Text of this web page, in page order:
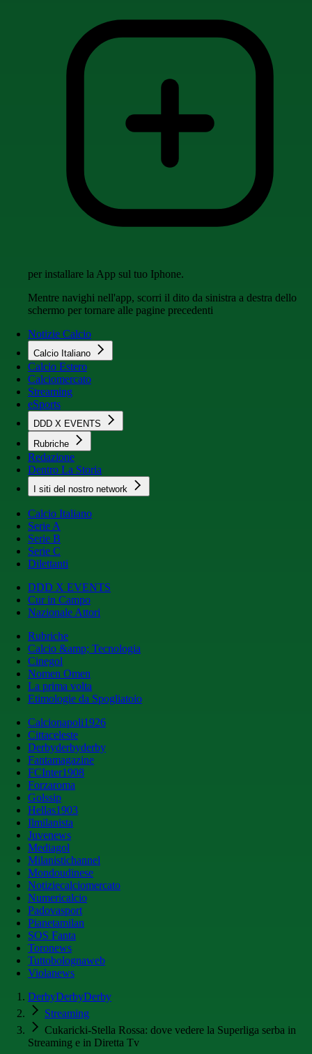
per installare la App sul tuo Iphone.
Mentre navighi nell'app, scorri il dito da sinistra a destra dello
schermo per tornare alle pagine precedenti
Notizie Calcio
Calcio Italiano
Calcio Estero
Calciomercato
Streaming
eSports
DDD X EVENTS
Rubriche
Redazione
Dentro La Storia
I siti del nostro network
Calcio Italiano
Serie A
Serie B
Serie C
Dilettanti
DDD X EVENTS
Cur in Campo
Nazionale Attori
Rubriche
Calcio &amp; Tecnologia
Cinegol
Nomen Omen
La prima volta
Etimologie da Spogliatoio
Calcionapoli1926
Cittaceleste
Derbyderbyderby
Fantamagazine
FCInter1908
Forzaroma
Golssip
Hellas1903
Ilmilanista
Juvenews
Mediagol
Milanistichannel
Mondoudinese
Notiziecalciomercato
Numericalcio
Padovasport
Pianetamilan
SOS Fanta
Toronews
Tuttobolognaweb
Violanews
DerbyDerbyDerby
Streaming
Cukaricki-Stella Rossa: dove vedere la Superliga serba in
Streaming e in Diretta Tv